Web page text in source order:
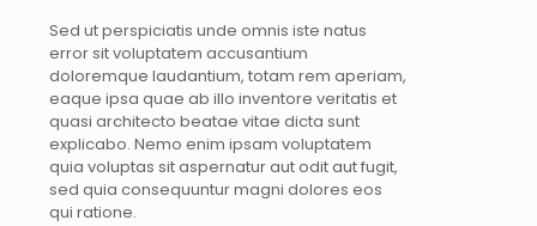
Sed ut perspiciatis unde omnis iste natus
error sit voluptatem accusantium
doloremque laudantium, totam rem aperiam,
eaque ipsa quae ab illo inventore veritatis et
quasi architecto beatae vitae dicta sunt
explicabo. Nemo enim ipsam voluptatem
quia voluptas sit aspernatur aut odit aut fugit,
sed quia consequuntur magni dolores eos
qui ratione.